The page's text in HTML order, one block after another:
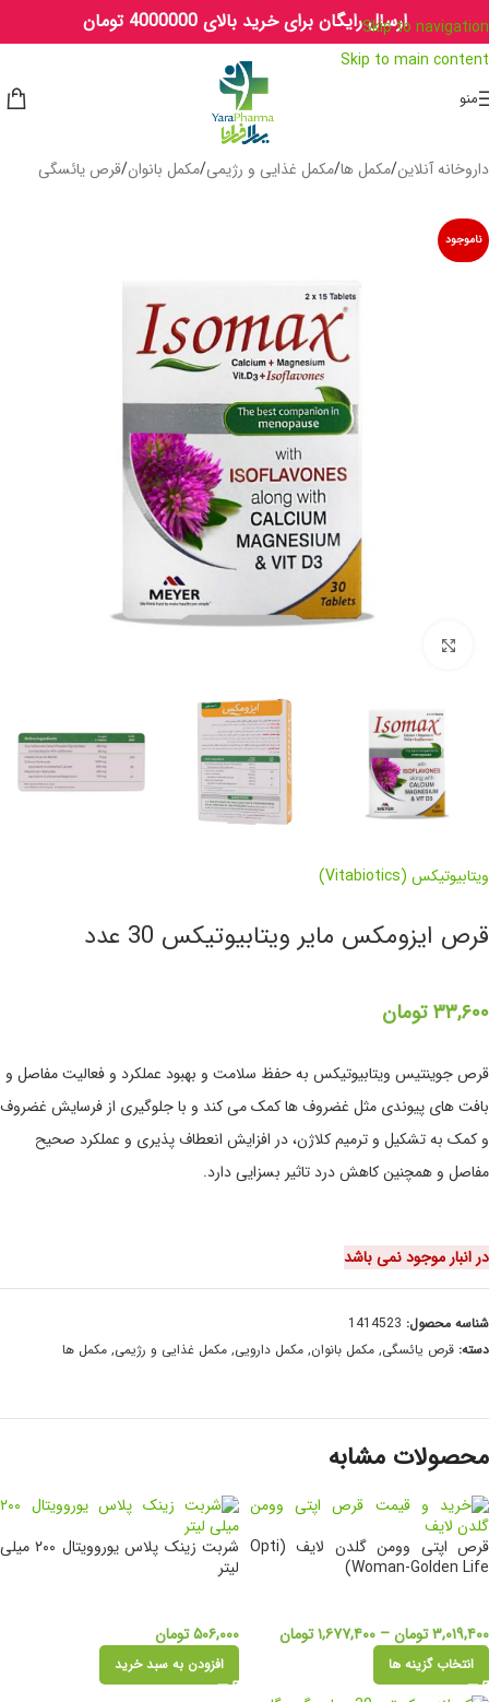
Skip to navigation
Skip to main content
ارسال رایگان برای خرید بالای 4000000 تومان
منو
داروخانه آنلاین/مکمل ها/مکمل غذایی و رژیمی/مکمل بانوان/قرص یائسگی
ناموجود
ویتابیوتیکس (Vitabiotics)
قرص ایزومکس مایر ویتابیوتیکس 30 عدد
۳۳,۶۰۰ تومان
قرص جوینتیس ویتابیوتیکس به حفظ سلامت و بهبود عملکرد و فعالیت مفاصل و
بافت های پیوندی مثل غضروف ها کمک می کند و با جلوگیری از فرسایش غضروف
و کمک به تشکیل و ترمیم کلاژن، در افزایش انعطاف پذیری و عملکرد صحیح
مفاصل و همچنین کاهش درد تاثیر بسزایی دارد.
در انبار موجود نمی باشد
شناسه محصول: 1414523
دسته: قرص یائسگی, مکمل بانوان, مکمل دارویی, مکمل غذایی و رژیمی, مکمل ها
محصولات مشابه
قرص اپتی وومن گلدن لایف (Opti
Woman-Golden Life)
۳,۰۱۹,۴۰۰تومان– ۱,۶۷۷,۴۰۰تومان
انتخاب گزینه ها
شربت زینک پلاس یوروویتال ۲۰۰ میلی
لیتر
۵۰۶,۰۰۰تومان
افزودن به سبد خرید